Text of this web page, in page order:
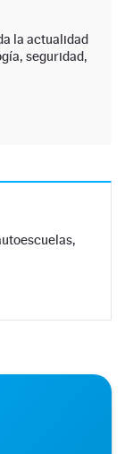
la actualidad
seguridad,